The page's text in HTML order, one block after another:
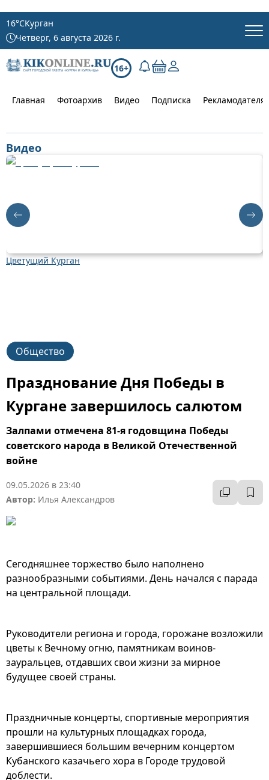
16°CКурган
Четверг, 6 августа 2026 г.
16+
Главная Фотоархив Видео Подписка
Видео
Цветущий Курган
Общество
Празднование Дня Победы в
Кургане завершилось салютом
Залпами отмечена 81-я годовщина Победы
советского народа в Великой Отечественной
войне
09.05.2026 в 23:40
Автор: Илья Александров
Сегодняшнее торжество было наполнено
разнообразными событиями. День начался с парада
на центральной площади.
Руководители региона и города, горожане возложили
цветы к Вечному огню, памятникам воинов-
зауральцев, отдавших свои жизни за мирное
будущее своей страны.
Праздничные концерты, спортивные мероприятия
прошли на культурных площадках города,
завершившиеся большим вечерним концертом
Кубанского казачьего хора в Городе трудовой
доблести.